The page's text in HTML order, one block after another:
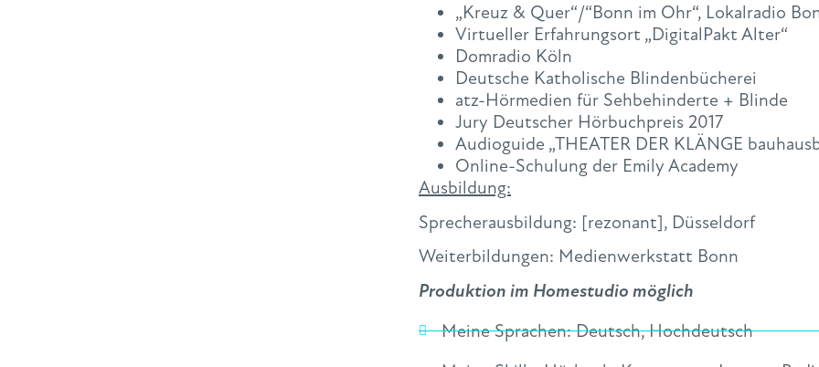
„Kreuz & Quer“/“Bonn im Ohr“, Lokalradio
Virtueller Erfahrungsort „DigitalPakt Alter“
Domradio Köln
Deutsche Katholische Blindenbücherei
atz-Hörmedien für Sehbehinderte + Blinde
Jury Deutscher Hörbuchpreis 2017
Audioguide „THEATER DER KLÄNGE
Online-Schulung der Emily Academy
Ausbildung:
Sprecherausbildung: [rezonant], Düsseldorf
Weiterbildungen: Medienwerkstatt Bonn
Produktion im Homestudio möglich
Meine Sprachen:Deutsch,Hochdeutsch